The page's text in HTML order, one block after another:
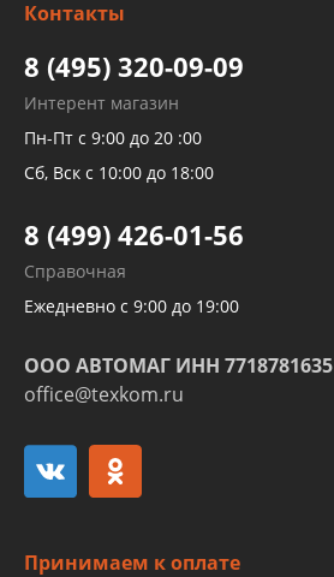
Детейлинг
высокого давления
Тормозных трубок
Рукавов гидроусилителей
Рукавов компрессоров и турбин
Трубок кондиционеров
Развертка пайка медных стальных
алюминиевых трубок и штуцеров
Контакты
8 (495) 320-09-09
Интерент магазин
Пн-Пт с 9:00 до 20 :00
Сб, Вск с 10:00 до 18:00
8 (499) 426-01-56
Справочная
Ежедневно с 9:00 до 19:00
ООО АВТОМАГ ИНН 7718781635
office@texkom.ru
Принимаем к оплате